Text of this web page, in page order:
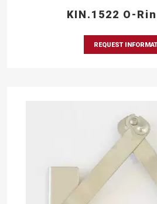
KIN.1522 O-
REQUEST